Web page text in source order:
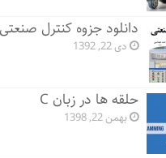
دانلود جزوه کنترل صنعتی
دی 22, 1392
حلقه ها در زبان C
بهمن 22, 1398